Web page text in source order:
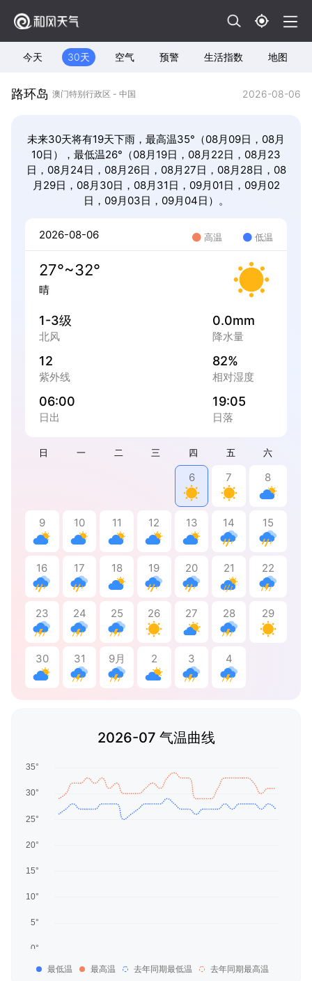
今天 30天 空气 预警 生活指数 地图
路环岛 澳门特别行政区 - 中国 2026-08-06
未来30天将有19天下雨，最高温35°（08月09日，08月
10日），最低温26°（08月19日，08月22日，08月23
日，08月24日，08月26日，08月27日，08月28日，08
月29日，08月30日，08月31日，09月01日，09月02
日，09月03日，09月04日）。
日 一 二 三 四 五 六
6 7 8
9 10 11 12 13 14 15
16 17 18 19 20 21 22
23 24 25 26 27 28 29
30 31 9月 2 3 4
2026-08-06 高温 低温
27°~32°
晴
1-3级
北风
0.0mm
降水量
12
紫外线
82%
相对湿度
06:00
日出
19:05
日落
2026-07 气温曲线
最低温 最高温 去年同期最低温 去年同期最高温